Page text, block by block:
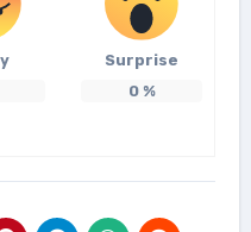
Surprise
0%